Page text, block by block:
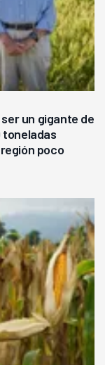
un gigante de
toneladas
poco